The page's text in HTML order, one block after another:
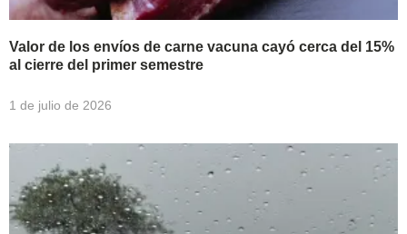
Valor de los envíos de carne vacuna cayó cerca del 15%
al cierre del primer semestre
1 de julio de 2026